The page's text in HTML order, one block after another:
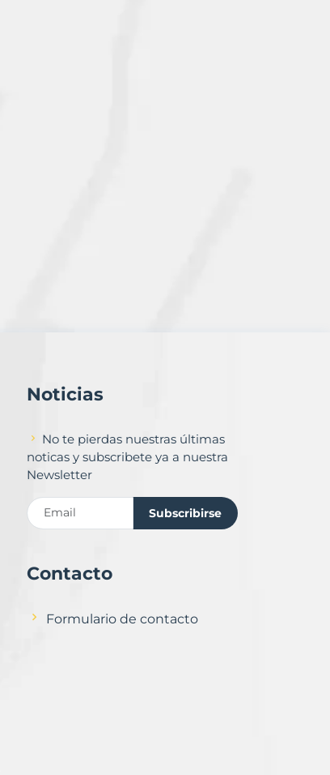
Noticias
No te pierdas nuestras últimas
noticas y subscribete ya a nuestra
Newsletter
Subscribirse
Contacto
Formulario de contacto